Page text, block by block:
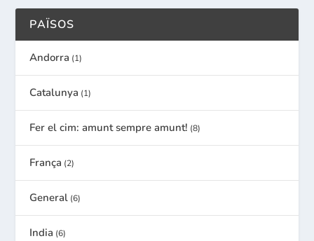
PAÏSOS
Andorra (1)
Catalunya (1)
Fer el cim: amunt sempre amunt! (8)
França (2)
General (6)
India (6)